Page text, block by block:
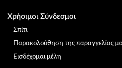
Χρήσιμοι Σύνδεσμοι
Σπίτι
Παρακολούθηση της παραγγελίας
Εισδέχομαι μέλη